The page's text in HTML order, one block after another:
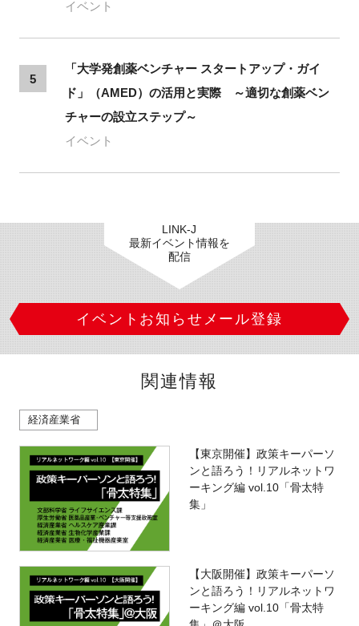
イベント
5
「大学発創薬ベンチャー スタートアップ・ガイ
ド」（AMED）の活用と実際 ～適切な創薬ベン
チャーの設立ステップ～
イベント
LINK-J
最新イベント情報を
配信
イベントお知らせメール登録
関連情報
経済産業省
【東京開催】政策キーパーソ
ンと語ろう！リアルネットワ
ーキング編 vol.10「骨太特
集」
【大阪開催】政策キーパーソ
ンと語ろう！リアルネットワ
ーキング編 vol.10「骨太特